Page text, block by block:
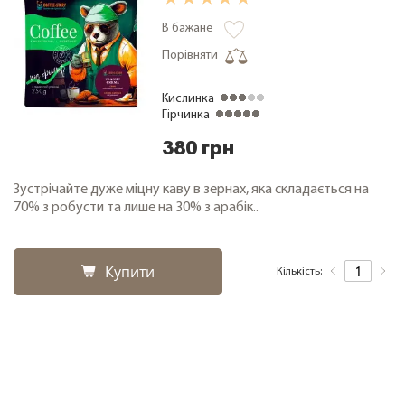
В бажане
Порівняти
Кислинка
Гірчинка
380 грн
Зустрічайте дуже міцну каву в зернах, яка складається на
70% з робусти та лише на 30% з арабік..
Купити Кількість: